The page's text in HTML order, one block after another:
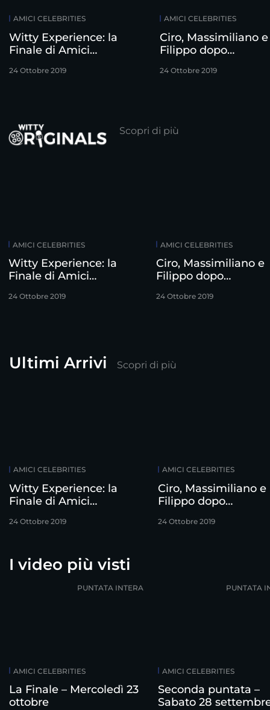
AMICI CELEBRITIES
Witty Experience: la
Finale di Amici
24 Ottobre 2019
AMICI CELEBRITIES
Ciro, Massimiliano e
Filippo dopo
24 Ottobre 2019
Scopri di più
AMICI CELEBRITIES
Witty Experience: la
Finale di Amici
24 Ottobre 2019
AMICI CELEBRITIES
Ciro, Massimiliano e
Filippo dopo
24 Ottobre 2019
Ultimi Arrivi Scopri di più
AMICI CELEBRITIES
Witty Experience: la
Finale di Amici
24 Ottobre 2019
AMICI CELEBRITIES
Ciro, Massimiliano e
Filippo dopo
24 Ottobre 2019
I video più visti
AMICI CELEBRITIES
La Finale – Mercoledì 23
ottobre
PUNTATA INTERA
AMICI CELEBRITIES
Seconda puntata –
Sabato 28
PUNTATA